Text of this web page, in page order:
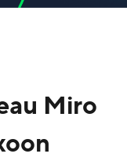
Miro